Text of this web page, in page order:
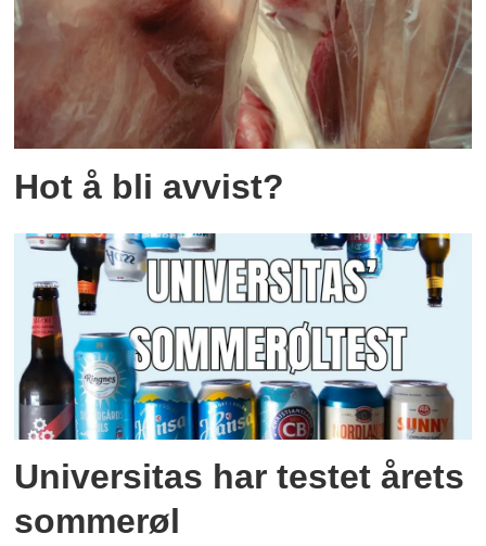
Hot å bli avvist?
Universitas har testet årets
sommerøl